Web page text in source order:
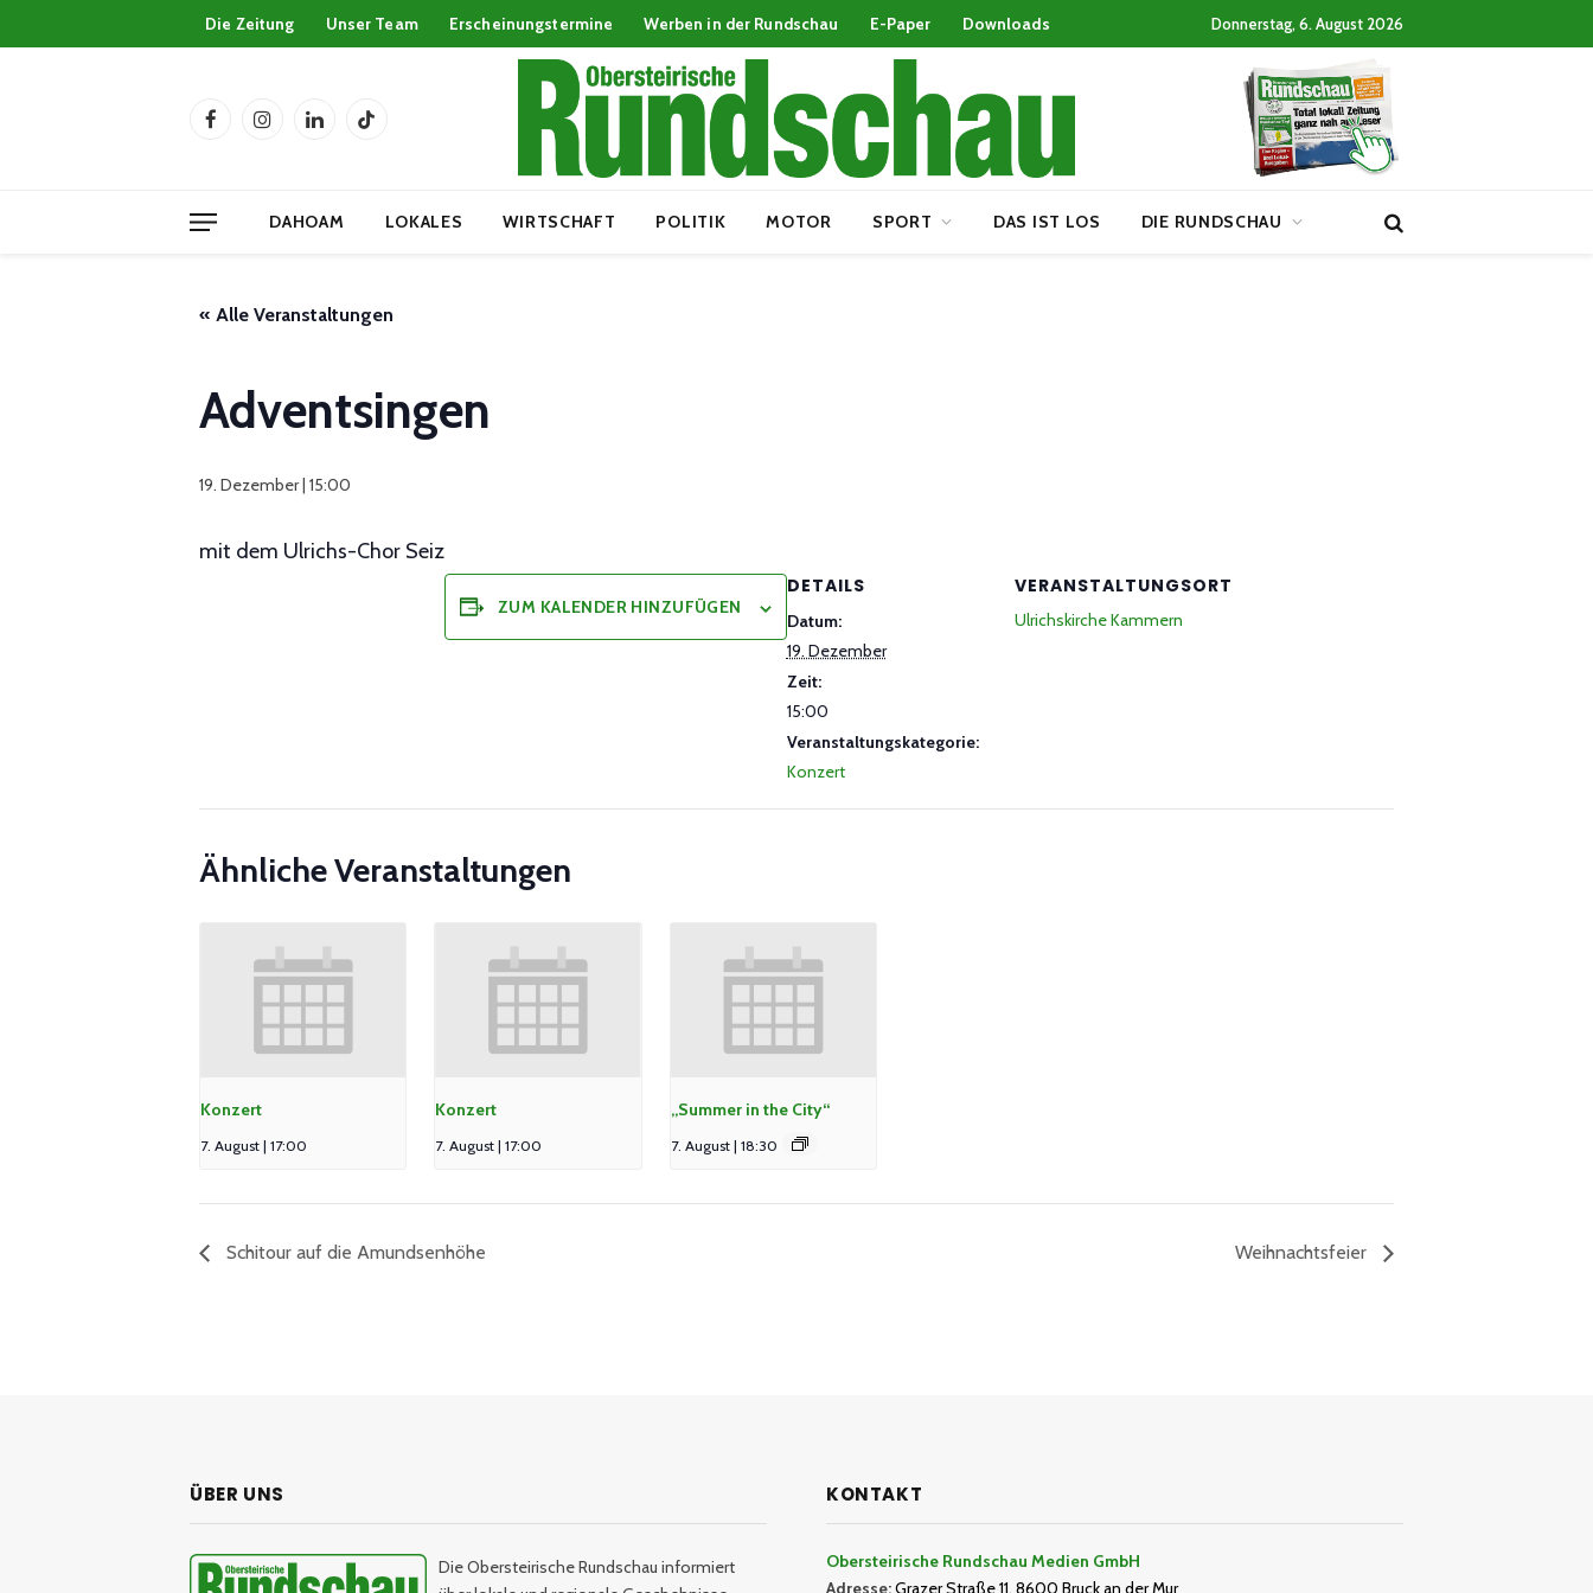
Die Zeitung Unser Team Erscheinungstermine Werben in der Rundschau E-Paper Downloads Donnerstag, 6. August 2026
FacebookInstagramLinkedInTikTok
DAHOAM LOKALES WIRTSCHAFT POLITIK MOTOR SPORT DAS IST LOS DIE RUNDSCHAU
« Alle Veranstaltungen
Adventsingen
19. Dezember | 15:00
mit dem Ulrichs-Chor Seiz
ZUM KALENDER HINZUFÜGEN
DETAILS
Datum:
19. Dezember
Zeit:
15:00
Veranstaltungskategorie:
Konzert
VERANSTALTUNGSORT
Ulrichskirche Kammern
Ähnliche Veranstaltungen
Konzert
7. August | 17:00
Konzert
7. August | 17:00
„Summer in the City“
7. August | 18:30
Schitour auf die Amundsenhöhe Weihnachtsfeier
ÜBER UNS
Die Obersteirische Rundschau informiert
KONTAKT
Obersteirische Rundschau Medien GmbH
Adresse:Grazer Straße 11, 8600 Bruck an der Mur